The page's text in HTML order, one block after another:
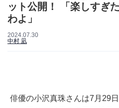
ット公開！ 「楽しすぎ
わよ」
2024.07.30
中村 凪
俳優の小沢真珠さんは7月29